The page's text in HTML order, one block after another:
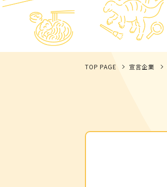
TOP PAGE 宣言企業